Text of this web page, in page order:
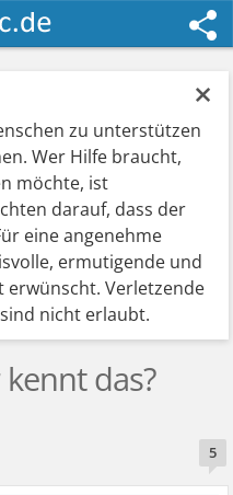
×
zu unterstützen
Wer Hilfe braucht,
möchte, ist
darauf, dass der
eine angenehme
ermutigende und
erwünscht. Verletzende
nicht erlaubt.
das?
5